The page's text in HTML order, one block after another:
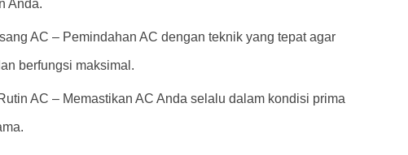
Anda.
AC – Pemindahan AC dengan teknik yang tepat agar
berfungsi maksimal.
AC – Memastikan AC Anda selalu dalam kondisi prima